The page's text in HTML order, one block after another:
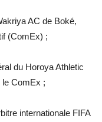
AC de Boké,
(ComEx) ;
du Horoya Athletic
le ComEx ;
internationale FIFA